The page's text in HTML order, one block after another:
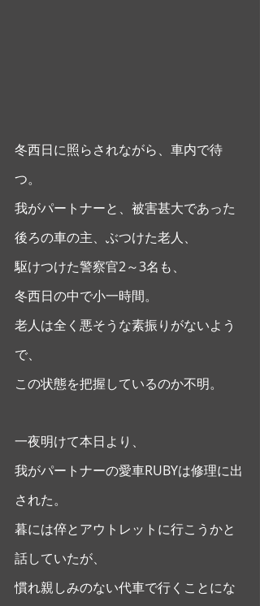
冬西日に照らされながら、車内で待
つ。
我がパートナーと、被害甚大であった
後ろの車の主、ぶつけた老人、
駆けつけた警察官2～3名も、
冬西日の中で小一時間。
老人は全く悪そうな素振りがないよう
で、
この状態を把握しているのか不明。
一夜明けて本日より、
我がパートナーの愛車RUBYは修理に出
された。
暮には倅とアウトレットに行こうかと
話していたが、
慣れ親しみのない代車で行くことにな